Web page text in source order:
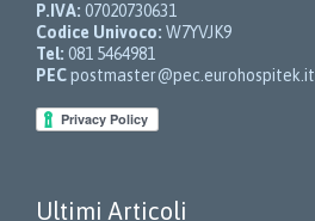
P.IVA: 07020730631
Codice Univoco: W7YVJK9
Tel: 081 5464981
PECpostmaster@pec.eurohospitek.it
Ultimi Articoli